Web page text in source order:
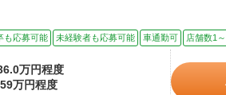
も応募可能 未経験者も応募可能 車通勤可 店舗数1
万円程度
万円程度